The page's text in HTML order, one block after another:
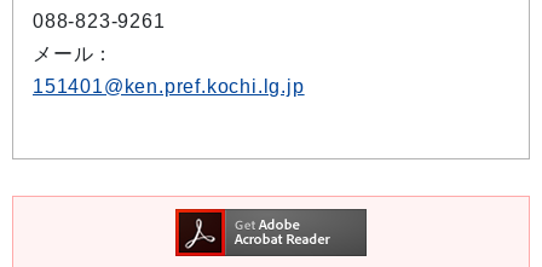
088-823-9261
メール：
151401@ken.pref.kochi.lg.jp